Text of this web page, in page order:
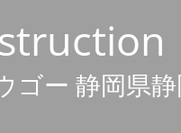
ゴー 静岡県